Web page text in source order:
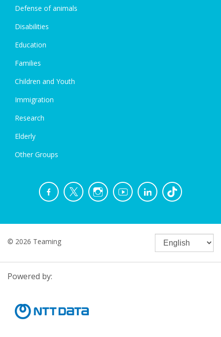
Defense of animals
Disabilities
Education
Families
Children and Youth
Immigration
Research
Elderly
Other Groups
© 2026 Teaming
Powered by: